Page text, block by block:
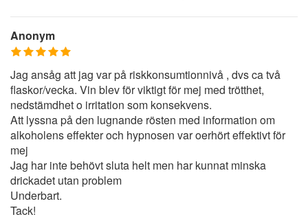
Anonym
Jag ansåg att jag var på riskkonsumtionnivå , dvs ca två
flaskor/vecka. Vin blev för viktigt för mej med trötthet,
nedstämdhet o irritation som konsekvens.
Att lyssna på den lugnande rösten med information om
alkoholens effekter och hypnosen var oerhört effektivt för
mej
Jag har inte behövt sluta helt men har kunnat minska
drickadet utan problem
Underbart.
Tack!